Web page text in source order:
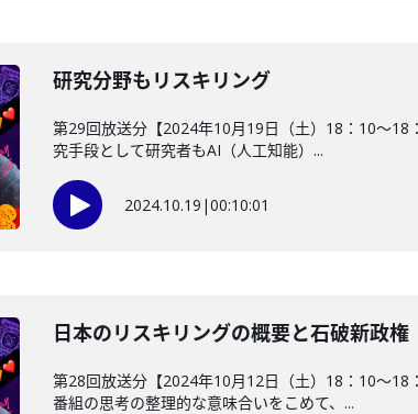
研究分野もリスキリング
第29回放送分【2024年10月19日（土）18：10～
究手段として研究者もAI（人工知能）...
2024.10.19 |00:10:01
日本のリスキリングの概要と石破新政権
第28回放送分【2024年10月12日（土）18：10～18
番組の思考の整理的な意味合いをこめて、...